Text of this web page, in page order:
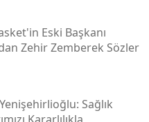
Eski Başkanı
Zehir Zemberek Sözler
Sağlık